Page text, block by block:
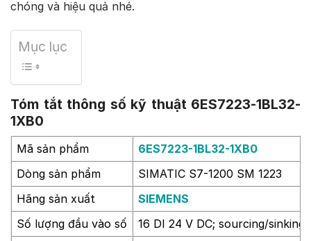
chóng và hiệu quả nhé.
Mục lục
Tóm tắt thông số kỹ thuật 6ES7223-1BL32-
1XB0
Mã sản phẩm
6ES7223-1BL32-1XB0
Dòng sản phẩm
SIMATIC S7-1200 SM 1223
Hãng sản xuất
SIEMENS
Số lượng đầu vào số
16 DI 24 V DC; sourcing/sinking